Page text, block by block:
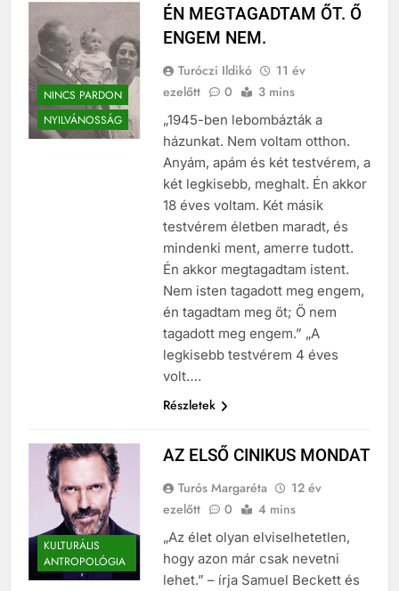
NINCS PARDON
NYILVÁNOSSÁG
ÉN MEGTAGADTAM ŐT. Ő
ENGEM NEM.
Turóczi Ildikó
11 év
ezelőtt
0 3 mins
„1945-ben lebombázták a
házunkat. Nem voltam otthon.
Anyám, apám és két testvérem, a
két legkisebb, meghalt. Én akkor
18 éves voltam. Két másik
testvérem életben maradt, és
mindenki ment, amerre tudott.
Én akkor megtagadtam istent.
Nem isten tagadott meg engem,
én tagadtam meg őt; Ő nem
tagadott meg engem.” „A
legkisebb testvérem 4 éves
volt….
Részletek
KULTURÁLIS
ANTROPOLÓGIA
AZ ELSŐ CINIKUS MONDAT
Turós Margaréta
12 év
ezelőtt
0 4 mins
„Az élet olyan elviselhetetlen,
hogy azon már csak nevetni
lehet.” – írja Samuel Beckett és